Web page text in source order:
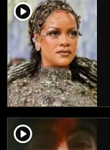
player2
player2